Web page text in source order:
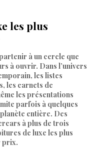
les plus
à un cercle que
à ouvrir. Dans l’univers
les listes
les carnets de
les présentations
parfois à quelques
entière. Des
à plus de trois
de luxe les plus
prix.